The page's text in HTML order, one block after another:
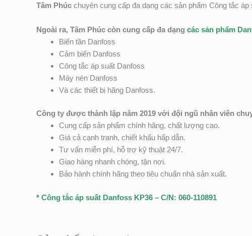
Tâm Phúc chuyên cung cấp đa dạng các sản phẩm Công tắc
Ngoài ra, Tâm Phúc còn cung cấp đa dạng các sản phẩm
Biến tần Danfoss
Cảm biến Danfoss
Công tắc áp suất Danfoss
Máy nén Danfoss
Và các thiết bị hãng Danfoss.
Công ty được thành lập năm 2019 với đội ngũ nhân viên
Cung cấp sản phẩm chính hãng, chất lượng cao.
Giá cả cạnh tranh, chiết khấu hấp dẫn.
Tư vấn miễn phí, hỗ trợ kỹ thuật 24/7.
Giao hàng nhanh chóng, tận nơi.
Bảo hành chính hãng theo tiêu chuẩn nhà sản xuất.
* Công tắc áp suất Danfoss KP36 – C/N: 060-110891